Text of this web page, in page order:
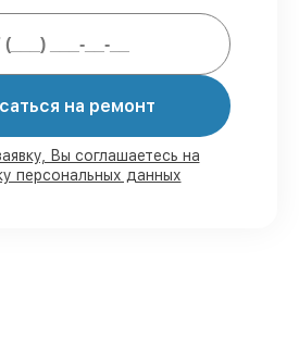
по ремонту проводятся в
Fortuna имеются в
остальные
на ремонт
Вы соглашаетесь на
персональных данных